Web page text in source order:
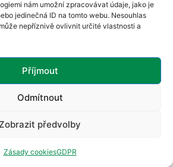
nám umožní zpracovávat údaje, jako je
jedinečná ID na tomto webu. Nesouhlas
nepříznivě ovlivnit určité vlastnosti a
Příjmout
Odmítnout
předvolby
Zásady cookiesGDPR
s katetrem u RS: Jak
chodit do společnosti
skleróza
do výzkumu